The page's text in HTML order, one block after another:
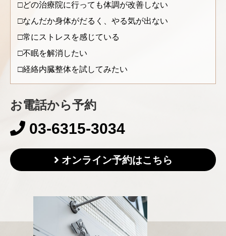
どの治療院に行っても体調が改善しない
なんだか身体がだるく、やる気が出ない
常にストレスを感じている
不眠を解消したい
経絡内臓整体を試してみたい
お電話から予約
03-6315-3034
オンライン予約はこちら